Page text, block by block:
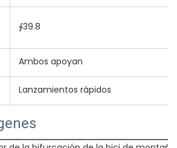
∮39.8
Ambos apoyan
Lanzamientos rápidos